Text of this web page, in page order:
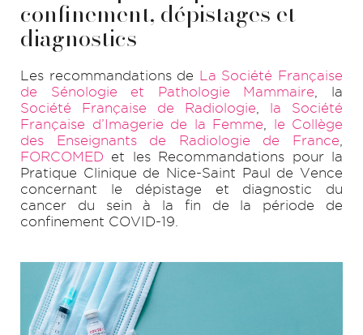
confinement, dépistages et
diagnostics
Les recommandations de La Société Française
de Sénologie et Pathologie Mammaire , la
Société Française de Radiologie
la Société
Française d’Imagerie de la Femme
le Collège
des Enseignants de Radiologie de France
FORCOMED et les Recommandations pour la
Pratique Clinique de Nice-Saint Paul de Vence
concernant le dépistage et diagnostic du
cancer du sein à la fin de la période de
confinement COVID-19.